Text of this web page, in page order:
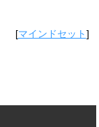
[マインドセット]